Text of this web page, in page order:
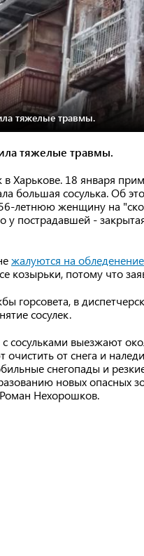
тяжелые травмы.
тяжелые травмы.
в Харькове. 18 января
большая сосулька. Об
летнюю женщину на
у пострадавшей -
жалуются на
козырьки, потому что
горсовета, в
сосулек.
сосульками выезжают
очистить от снега и
снегопады и
новых опасных
Нехорошков.